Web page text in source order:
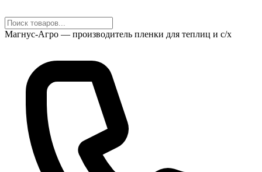
Магнус-Агро — производитель пленки для теплиц и с/х